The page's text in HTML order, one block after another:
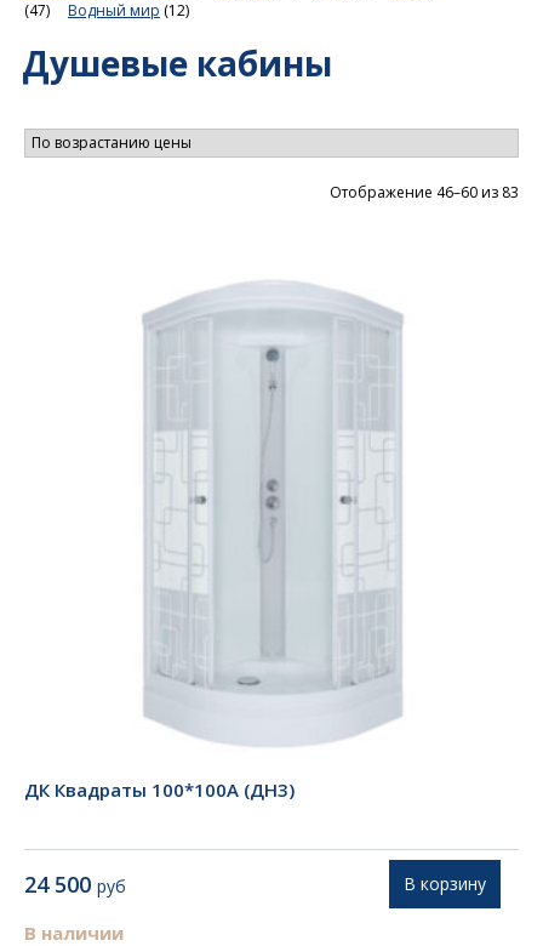
(47)
Водный мир (12)
Душевые кабины
Отображение 46–60 из 83
ДК Квадраты 100*100А (ДН3)
24 500 руб
В наличии
В корзину